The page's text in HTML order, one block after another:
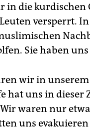
in die kurdischen
versperrt.
Sie haben
wir in
hat uns in dieser
waren nur
uns